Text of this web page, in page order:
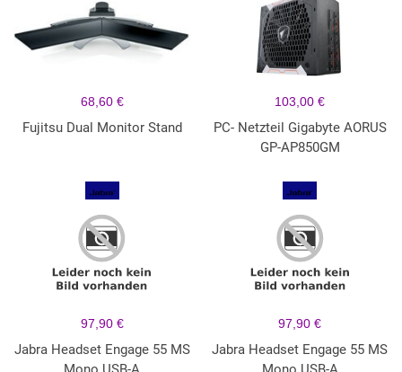
68,60 €
Fujitsu Dual Monitor Stand
103,00 €
PC- Netzteil Gigabyte AORUS
GP-AP850GM
97,90 €
Jabra Headset Engage 55 MS
97,90 €
Jabra Headset Engage 55 MS